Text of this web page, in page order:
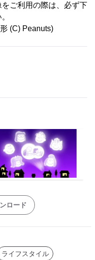
ご利用の際は、必ず下
(C) Peanuts)
ロード
ライフスタイル